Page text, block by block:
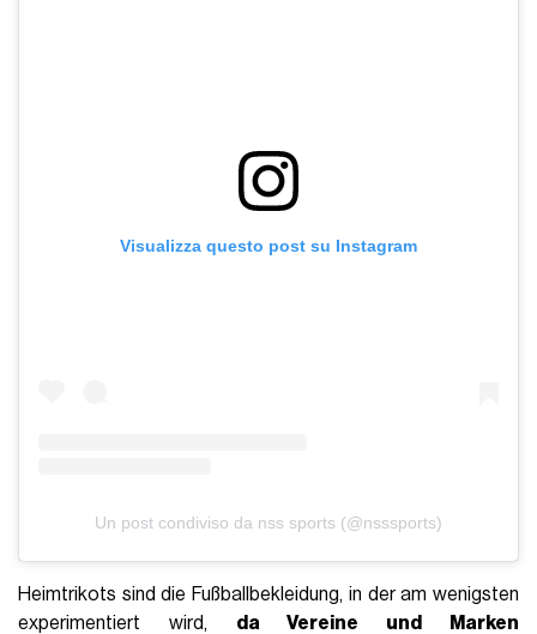
Visualizza questo post su Instagram
Un post condiviso da nss sports (@nsssports)
Heimtrikots sind die Fußballbekleidung, in der am wenigsten
experimentiert wird, da Vereine und Marken